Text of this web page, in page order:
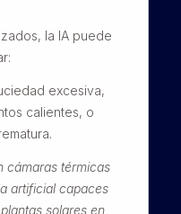
la IA puede
excesiva,
calientes, o
cámaras térmicas
artificial capaces
solares en